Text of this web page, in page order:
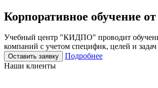
Корпоративное обучение
Учебный центр "КИДПО" проводит
компаний с учетом специфик, целей и
Оставить заявку
Подробнее
Наши клиенты